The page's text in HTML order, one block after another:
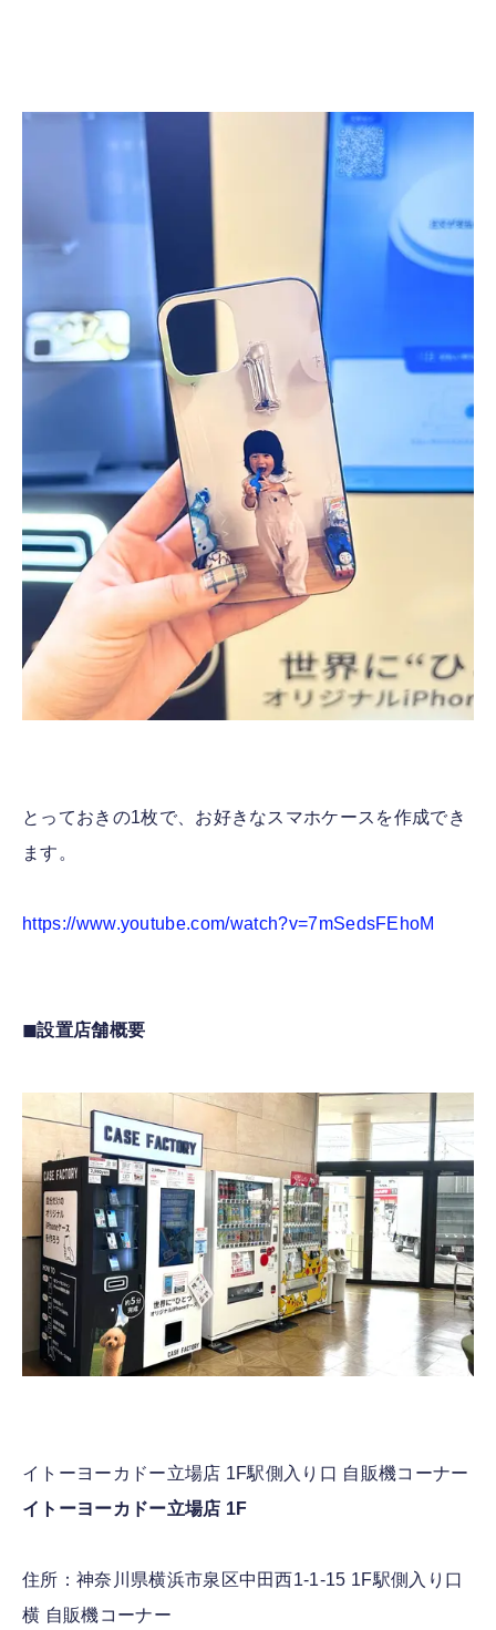
とっておきの1枚で、お好きなスマホケースを作成でき
ます。
https://www.youtube.com/watch?v=7mSedsFEhoM
◼︎設置店舗概要
イトーヨーカドー立場店 1F駅側入り口 自販機コーナー
イトーヨーカドー立場店 1F
住所：神奈川県横浜市泉区中田西1-1-15 1F駅側入り口
横 自販機コーナー